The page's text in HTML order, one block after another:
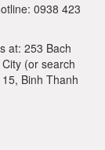
0938 423
at: 253 Bach
(or search
Binh Thanh